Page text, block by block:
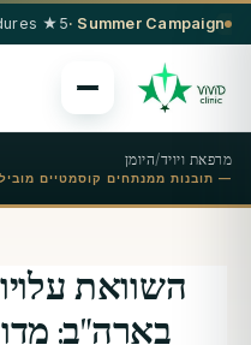
Summer Campaign ·
מרפאת ויויד/היומן
— תובנות ממנתחים קוסמטיים
השוואת